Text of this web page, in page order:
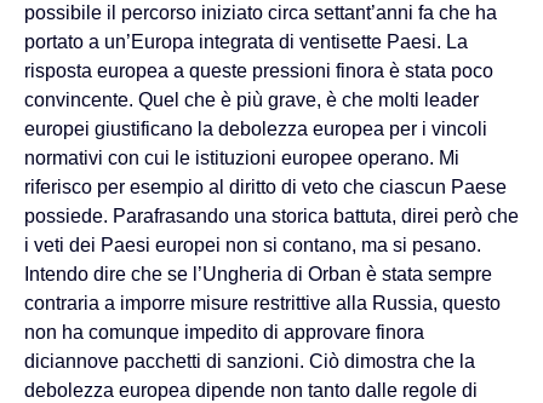
possibile il percorso iniziato circa settant’anni fa che ha
portato a un’Europa integrata di ventisette Paesi. La
risposta europea a queste pressioni finora è stata poco
convincente. Quel che è più grave, è che molti leader
europei giustificano la debolezza europea per i vincoli
normativi con cui le istituzioni europee operano. Mi
riferisco per esempio al diritto di veto che ciascun Paese
possiede. Parafrasando una storica battuta, direi però che
i veti dei Paesi europei non si contano, ma si pesano.
Intendo dire che se l’Ungheria di Orban è stata sempre
contraria a imporre misure restrittive alla Russia, questo
non ha comunque impedito di approvare finora
diciannove pacchetti di sanzioni. Ciò dimostra che la
debolezza europea dipende non tanto dalle regole di